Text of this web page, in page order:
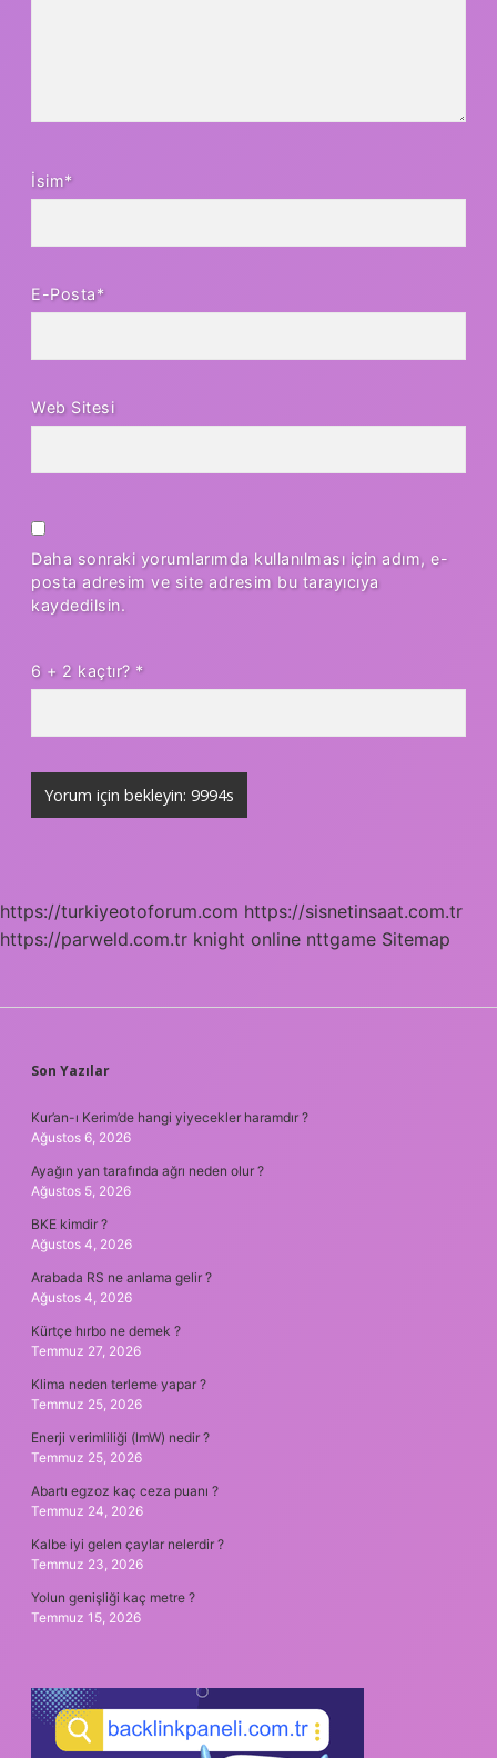
İsim*
E-Posta*
Web Sitesi
Daha sonraki yorumlarımda kullanılması için adım, e-
posta adresim ve site adresim bu tarayıcıya
kaydedilsin.
6 + 2 kaçtır? *
https://turkiyeotoforum.com https://sisnetinsaat.com.tr
https://parweld.com.tr knight online nttgame Sitemap
SIDEBAR
Son Yazılar
Kur’an-ı Kerim’de hangi yiyecekler haramdır ?
Ağustos 6, 2026
Ayağın yan tarafında ağrı neden olur ?
Ağustos 5, 2026
BKE kimdir ?
Ağustos 4, 2026
Arabada RS ne anlama gelir ?
Ağustos 4, 2026
Kürtçe hırbo ne demek ?
Temmuz 27, 2026
Klima neden terleme yapar ?
Temmuz 25, 2026
Enerji verimliliği (lmW) nedir ?
Temmuz 25, 2026
Abartı egzoz kaç ceza puanı ?
Temmuz 24, 2026
Kalbe iyi gelen çaylar nelerdir ?
Temmuz 23, 2026
Yolun genişliği kaç metre ?
Temmuz 15, 2026